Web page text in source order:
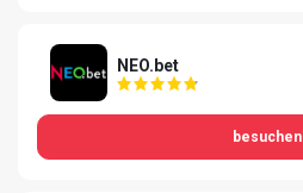
NEO.bet
besuchen